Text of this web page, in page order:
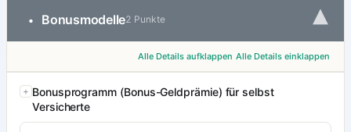
• Bonusmodelle2 Punkte ▾
Alle Details aufklappen Alle Details einklappen
Bonusprogramm (Bonus-Geldprämie) für selbst
Versicherte